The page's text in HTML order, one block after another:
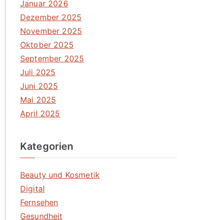
Januar 2026
Dezember 2025
November 2025
Oktober 2025
September 2025
Juli 2025
Juni 2025
Mai 2025
April 2025
Kategorien
Beauty und Kosmetik
Digital
Fernsehen
Gesundheit